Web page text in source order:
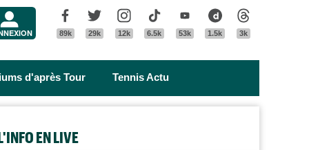
Facebook
89k
Twitter
29k
Instagram
12k
Tik Tok
6.5k
Youtube
53k
Dailymotion
1.5k 3k
d'après Tour Tennis Actu
EN LIVE